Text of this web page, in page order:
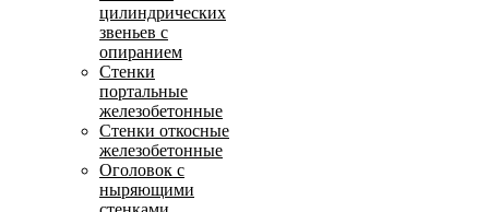
цилиндрических
звеньев с
опиранием
Стенки
портальные
железобетонные
Стенки откосные
железобетонные
Оголовок с
ныряющими